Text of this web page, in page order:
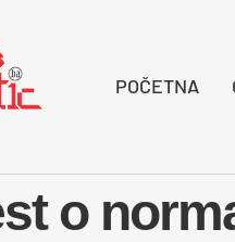
POČETNA
o